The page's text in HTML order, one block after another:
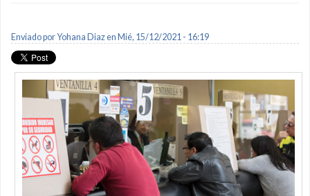
Enviado porYohana Diazen Mié, 15/12/2021 - 16:19